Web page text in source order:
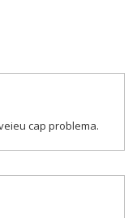
cap problema.